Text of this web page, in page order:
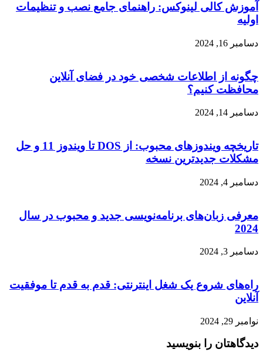
آموزش کالی لینوکس: راهنمای جامع نصب و تنظیمات
اولیه
دسامبر 16, 2024
چگونه از اطلاعات شخصی خود در فضای آنلاین
محافظت کنیم؟
دسامبر 14, 2024
تاریخچه ویندوزهای محبوب: از DOS تا ویندوز 11 و حل
مشکلات جدیدترین نسخه
دسامبر 4, 2024
معرفی زبان‌های برنامه‌نویسی جدید و محبوب در سال
2024
دسامبر 3, 2024
راه‌های شروع یک شغل اینترنتی: قدم به قدم تا موفقیت
آنلاین
نوامبر 29, 2024
دیدگاهتان را بنویسید